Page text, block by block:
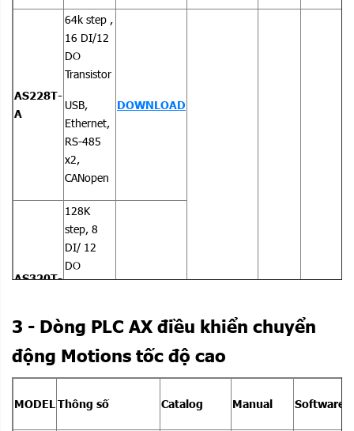
AS228T-
A
64k step ,
16 DI/12
DO
Transistor
USB,
Ethernet,
RS-485
x2,
CANopen
DOWNLOAD
AS320T-
128K
step, 8
DI/ 12
DO
RS-485 x
2
128K
step, 16
3 - Dòng PLC AX điều khiển chuyển
động Motions tốc độ cao
MODEL Thông số Catalog Manual Software